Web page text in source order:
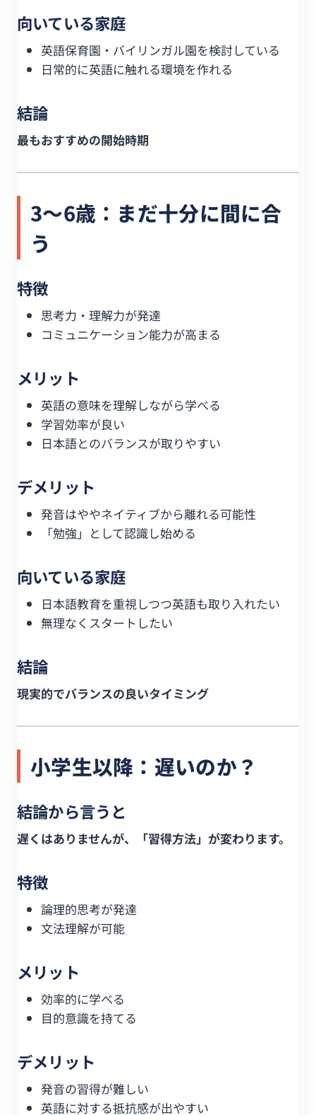
向いている家庭
英語保育園・バイリンガル園を検討している
日常的に英語に触れる環境を作れる
結論
最もおすすめの開始時期
3〜6歳：まだ十分に間に合
う
特徴
思考力・理解力が発達
コミュニケーション能力が高まる
メリット
英語の意味を理解しながら学べる
学習効率が良い
日本語とのバランスが取りやすい
デメリット
発音はややネイティブから離れる可能性
「勉強」として認識し始める
向いている家庭
日本語教育を重視しつつ英語も取り入れたい
無理なくスタートしたい
結論
現実的でバランスの良いタイミング
小学生以降：遅いのか？
結論から言うと
遅くはありませんが、「習得方法」が変わります。
特徴
論理的思考が発達
文法理解が可能
メリット
効率的に学べる
目的意識を持てる
デメリット
発音の習得が難しい
英語に対する抵抗感が出やすい